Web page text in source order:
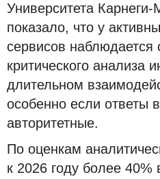
Университета
показало, что у
сервисов наблюдается
критического анализа
длительном
особенно если ответы
авторитетные.
По оценкам
к 2026 году более 40%